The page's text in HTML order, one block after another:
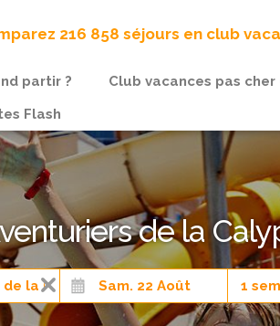
216 858 séjours en club
partir ? Club vacances pas
Flash
de la